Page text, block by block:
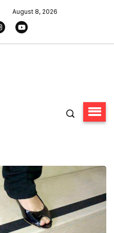
August 8, 2026